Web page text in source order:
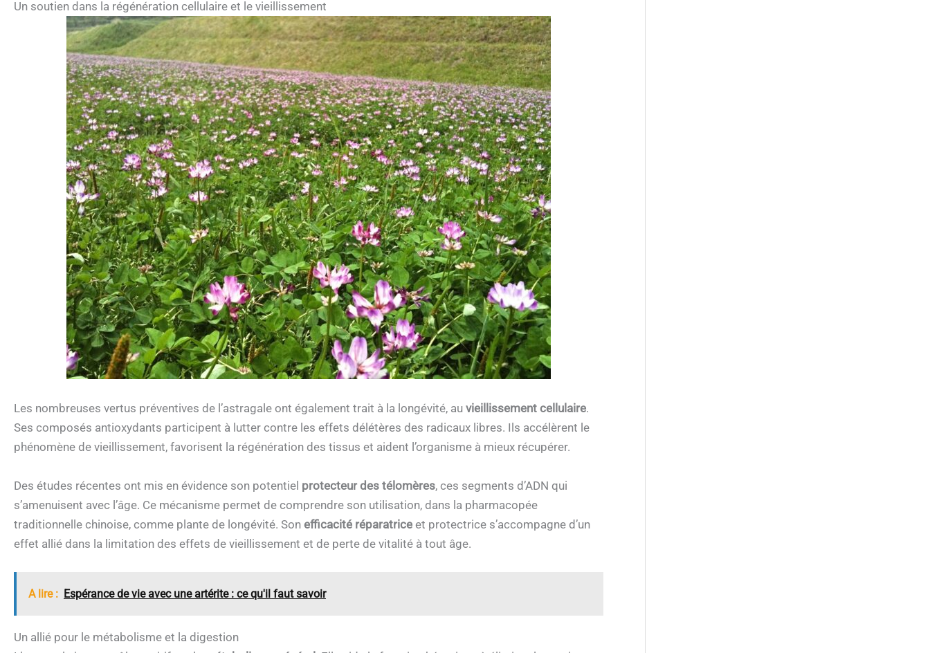
Un soutien dans la régénération cellulaire et le vieillissement
Les nombreuses vertus préventives de l’astragale ont également trait à la longévité, au vieillissement cellulaire.
Ses composés antioxydants participent à lutter contre les effets délétères des radicaux libres. Ils accélèrent le
phénomène de vieillissement, favorisent la régénération des tissus et aident l’organisme à mieux récupérer.
Des études récentes ont mis en évidence son potentiel protecteur des télomères, ces segments d’ADN qui
s’amenuisent avec l’âge. Ce mécanisme permet de comprendre son utilisation, dans la pharmacopée
traditionnelle chinoise, comme plante de longévité. Son efficacité réparatrice et protectrice s’accompagne d’un
effet allié dans la limitation des effets de vieillissement et de perte de vitalité à tout âge.
A lire : Espérance de vie avec une artérite : ce qu'il faut savoir
Un allié pour le métabolisme et la digestion